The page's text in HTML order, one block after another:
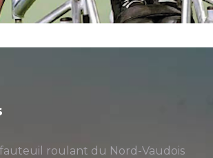
roulant du Nord-Vaudois